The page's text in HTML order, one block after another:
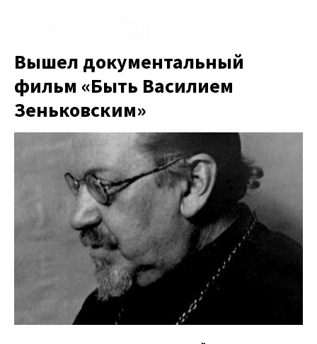
Вышел документальный
фильм «Быть Василием
Зеньковским»